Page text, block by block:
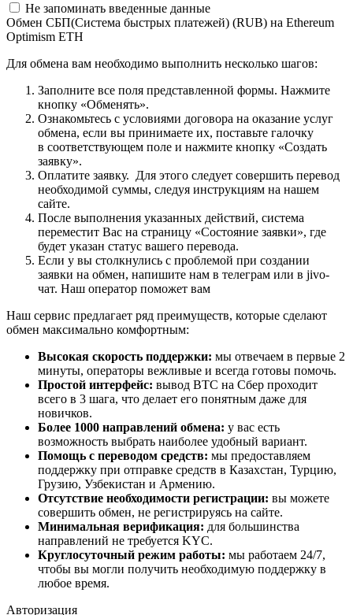
Не запоминать введенные данные
Обмен СБП(Система быстрых платежей) (RUB) на Ethereum
Optimism ETH
Для обмена вам необходимо выполнить несколько шагов:
Заполните все поля представленной формы. Нажмите
кнопку «Обменять».
Ознакомьтесь с условиями договора на оказание услуг
обмена, если вы принимаете их, поставьте галочку
в соответствующем поле и нажмите кнопку «Создать
заявку».
Оплатите заявку. Для этого следует совершить перевод
необходимой суммы, следуя инструкциям на нашем
сайте.
После выполнения указанных действий, система
переместит Вас на страницу «Состояние заявки», где
будет указан статус вашего перевода.
Если у вы столкнулись с проблемой при создании
заявки на обмен, напишите нам в телеграм или в jivo-
чат. Наш оператор поможет вам
Наш сервис предлагает ряд преимуществ, которые сделают
обмен максимально комфортным:
Высокая скорость поддержки: мы отвечаем в первые 2
минуты, операторы вежливые и всегда готовы помочь.
Простой интерфейс: вывод BTC на Сбер проходит
всего в 3 шага, что делает его понятным даже для
новичков.
Более 1000 направлений обмена: у вас есть
возможность выбрать наиболее удобный вариант.
Помощь с переводом средств: мы предоставляем
поддержку при отправке средств в Казахстан, Турцию,
Грузию, Узбекистан и Армению.
Отсутствие необходимости регистрации: вы можете
совершить обмен, не регистрируясь на сайте.
Минимальная верификация: для большинства
направлений не требуется KYC.
Круглосуточный режим работы: мы работаем 24/7,
чтобы вы могли получить необходимую поддержку в
любое время.
Авторизация